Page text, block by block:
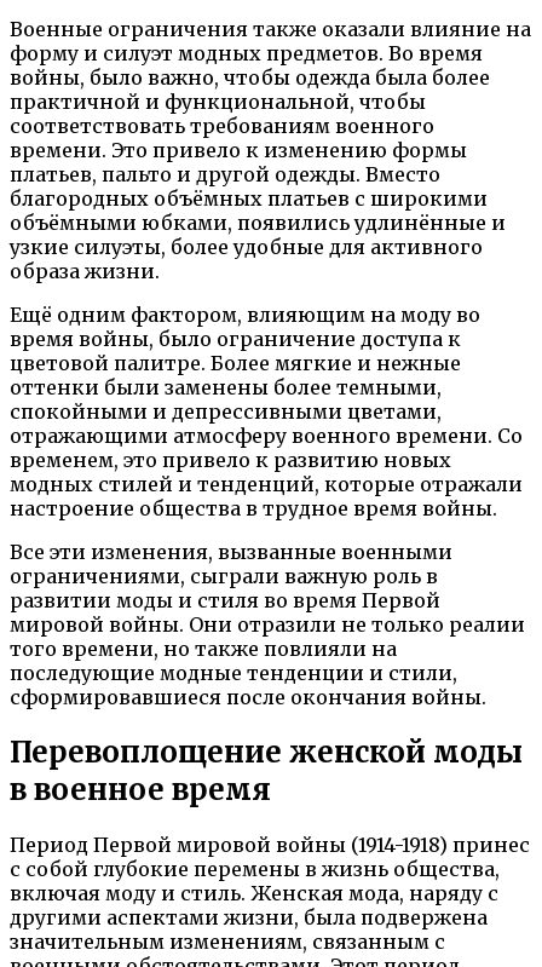
Военные ограничения также оказали влияние на
форму и силуэт модных предметов. Во время
войны, было важно, чтобы одежда была более
практичной и функциональной, чтобы
соответствовать требованиям военного
времени. Это привело к изменению формы
платьев, пальто и другой одежды. Вместо
благородных объёмных платьев с широкими
объёмными юбками, появились удлинённые и
узкие силуэты, более удобные для активного
образа жизни.
Ещё одним фактором, влияющим на моду во
время войны, было ограничение доступа к
цветовой палитре. Более мягкие и нежные
оттенки были заменены более темными,
спокойными и депрессивными цветами,
отражающими атмосферу военного времени. Со
временем, это привело к развитию новых
модных стилей и тенденций, которые отражали
настроение общества в трудное время войны.
Все эти изменения, вызванные военными
ограничениями, сыграли важную роль в
развитии моды и стиля во время Первой
мировой войны. Они отразили не только реалии
того времени, но также повлияли на
последующие модные тенденции и стили,
сформировавшиеся после окончания войны.
Перевоплощение женской моды
в военное время
Период Первой мировой войны (1914-1918) принес
с собой глубокие перемены в жизнь общества,
включая моду и стиль. Женская мода, наряду с
другими аспектами жизни, была подвержена
значительным изменениям, связанным с